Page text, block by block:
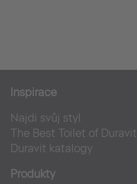
Inspirace
Najdi svůj styl
The Best Toilet of Duravit
Duravit katalogy
Produkty